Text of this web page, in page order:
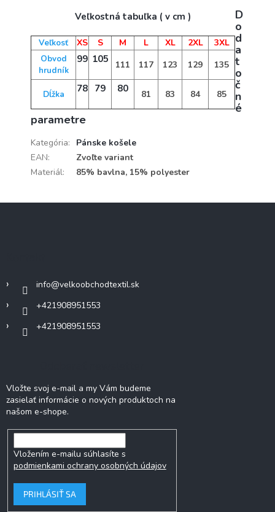
Veľkostná tabuľka ( v cm )
Veľkosť XS S M L XL 2XL 3XL
Obvod
hrudník
99 105 111 117 123 129 135
Dĺžka 78 79 80 81 83 84 85
D
o
d
a
t
o
č
n
é
parametre
Kategória:
Pánske košele
EAN:
Zvoľte variant
Materiál: 85% bavlna, 15% polyester
info@velkoobchodtextil.sk
+421908951553
+421908951553
Vložte svoj e-mail a my Vám budeme
zasielať informácie o nových produktoch na
našom e-shope.
Vložením e-mailu súhlasíte s
podmienkami ochrany osobných údajov
PRIHLÁSIŤ SA